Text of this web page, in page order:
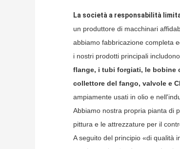
La società a responsabilità
un produttore di macchinari
abbiamo fabbricazione completa
i nostri prodotti principali
flange, i tubi forgiati, le bobine
collettore del fango, valvole e
ampiamente usati in olio e
Abbiamo nostra propria pianta di
pittura e le attrezzature per il
A seguito del principio «di qualità